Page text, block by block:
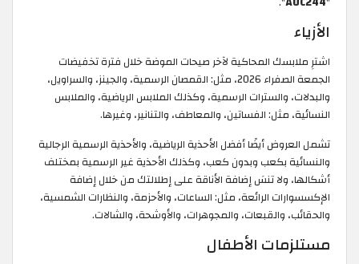
المحاكية لآخر صيحات الموضة خلال فترة تخفيضات
الجمعة الصفراء 2026، مثل: القمصان الرسمية، والجينز، والسراويل،
والسترات الرسمية، وكذلك الملابس الرياضية، والملابس
الفساتين، والمعاطف، والتنانير، وغيرها.
أيضًا أفضل الأحذية الرياضية، والأحذية الرسمية الرجالية
بكعب وبدون كعب، وكذلك الأحذية غير الرسمية بمختلف
تنسَ إضافة الأناقة على إطلالتك من خلال إضافة
الرائعة، مثل: الساعات، والأحزمة، والنظارات الشمسية،
والقبعات، والمجوهرات، والأوشحة، والشالات.
الأطفال